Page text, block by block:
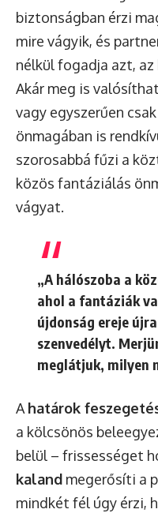
biztonságban érzi
mire vágyik, és
nélkül fogadja azt,
Akár meg is
vagy egyszerűen
önmagában is
szorosabbá fűzi a
közös fantáziálás
vágyat.
„A hálószoba a
ahol a fantáziák
újdonság ereje
szenvedélyt.
meglátjuk, milyen
A határok
a kölcsönös
belül – frissességet
kaland megerősíti a
mindkét fél úgy érzi,